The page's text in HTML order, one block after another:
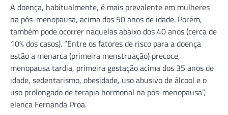
A doença, habitualmente, é mais prevalente em mulheres
na pós-menopausa, acima dos 50 anos de idade. Porém,
também pode ocorrer naquelas abaixo dos 40 anos (cerca de
10% dos casos). “Entre os fatores de risco para a doença
estão a menarca (primeira menstruação) precoce,
menopausa tardia, primeira gestação acima dos 35 anos de
idade, sedentarismo, obesidade, uso abusivo de álcool e o
uso prolongado de terapia hormonal na pós-menopausa”,
elenca Fernanda Proa.